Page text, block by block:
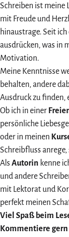
Schreiben ist meine
mit Freude und
hinaustrage. Seit
ausdrücken, was in
Motivation.
Meine Kenntnisse
behalten, andere
Ausdruck zu
Ob ich in einer
persönliche
oder in meinen
Schreibfluss anrege,
Als Autorin kenne
und andere
mit Lektorat und
perfekt meinen
Viel Spaß beim
Kommentiere gern